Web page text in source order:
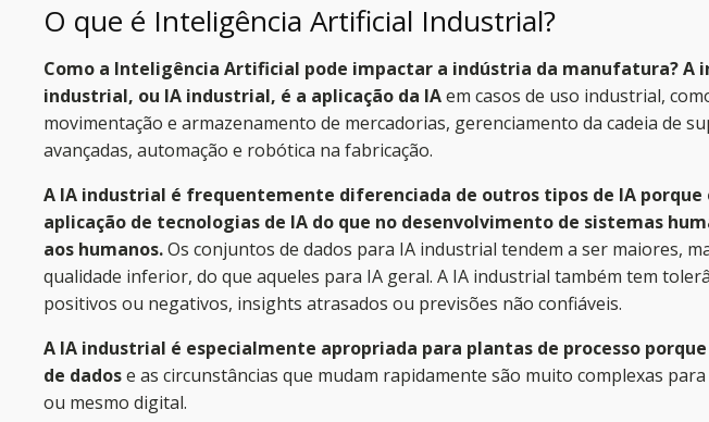
O que é Inteligência Artificial Industrial?
Como a Inteligência Artificial pode impactar a indústria da manufatura?
industrial, ou IA industrial, é a aplicação da IA​​em casos de uso industrial,
movimentação e armazenamento de mercadorias, gerenciamento da cadeia de
avançadas, automação e robótica na fabricação.
A IA industrial é frequentemente diferenciada de outros tipos de IA porque
aplicação de tecnologias de IA do que no desenvolvimento de sistemas
aos humanos.Os conjuntos de dados para IA industrial tendem a ser maiores,
qualidade inferior, do que aqueles para IA geral. A IA industrial também tem
positivos ou negativos, insights atrasados ou previsões não confiáveis.
A IA industrial é especialmente apropriada para plantas de processo
de dadose as circunstâncias que mudam rapidamente são muito complexas
ou mesmo digital.